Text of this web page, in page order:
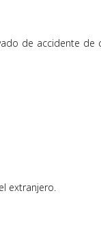
de accidente de
extranjero.